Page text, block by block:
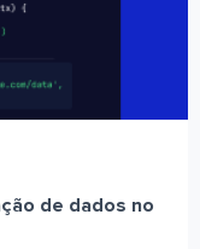
de dados no